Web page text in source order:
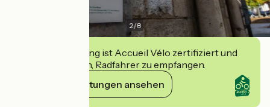
2/8
Diese Einrichtung ist Accueil Vélo zertifiziert und
verpflichtet sich, Radfahrer zu empfangen.
Ihre Verpflichtungen ansehen